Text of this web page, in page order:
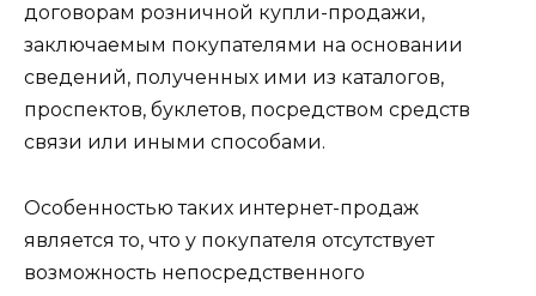
договорам розничной купли-продажи,
заключаемым покупателями на основании
сведений, полученных ими из каталогов,
проспектов, буклетов, посредством средств
связи или иными способами.
Особенностью таких интернет-продаж
является то, что у покупателя отсутствует
возможность непосредственного